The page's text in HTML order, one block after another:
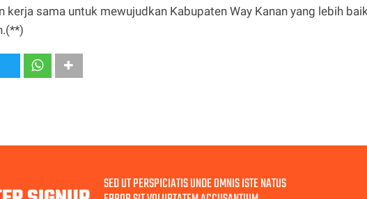
kerja sama untuk mewujudkan Kabupaten Way Kanan yang lebih
SED UT PERSPICIATIS UNDE OMNIS ISTE NATUS